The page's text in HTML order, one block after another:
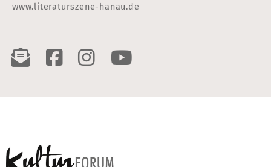
www.literaturszene-hanau.de